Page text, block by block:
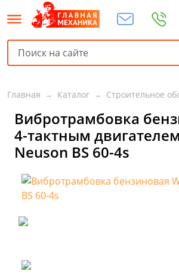
Главная Каталог Строительное
Вибротрамбовка
4-тактным
Neuson BS 60-4s